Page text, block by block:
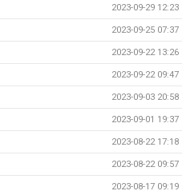
2023-09-29 12:23
2023-09-25 07:37
2023-09-22 13:26
2023-09-22 09:47
2023-09-03 20:58
2023-09-01 19:37
2023-08-22 17:18
2023-08-22 09:57
2023-08-17 09:19